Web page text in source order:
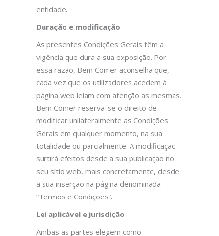
entidade.
Duração e modificação
As presentes Condições Gerais têm a
vigência que dura a sua exposição. Por
essa razão, Bem Comer aconselha que,
cada vez que os utilizadores acedem à
página web leiam com atenção as mesmas.
Bem Comer reserva-se o direito de
modificar unilateralmente as Condições
Gerais em qualquer momento, na sua
totalidade ou parcialmente. A modificação
surtirá efeitos desde a sua publicação no
seu sítio web, mais concretamente, desde
a sua inserção na página denominada
“Termos e Condições”.
Lei aplicável e jurisdição
Ambas as partes elegem como